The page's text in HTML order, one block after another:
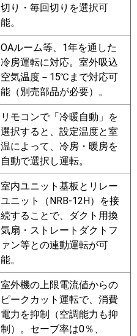
切り・毎回切りを選択可
能。
OAルーム等、1年を通した
冷房運転に対応。室外吸込
空気温度－15℃まで対応可
能（別売部品が必要）。
リモコンで「冷暖自動」を
選択すると、設定温度と室
温によって、冷房・暖房を
自動で選択し運転。
室内ユニット基板とリレー
ユニット（NRB-12H）を接
続することで、ダクト用換
気扇・ストレートダクトフ
ァン等との連動運転が可
能。
室外機の上限電流値からの
ピークカット運転で、消費
電力を抑制（空調能力も抑
制）。セーブ率は0％、